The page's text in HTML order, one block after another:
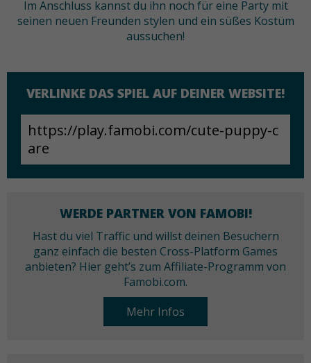
Im Anschluss kannst du ihn noch für eine Party mit
seinen neuen Freunden stylen und ein süßes Kostüm
aussuchen!
VERLINKE DAS SPIEL AUF DEINER WEBSITE!
WERDE PARTNER VON FAMOBI!
Hast du viel Traffic und willst deinen Besuchern
ganz einfach die besten Cross-Platform Games
anbieten? Hier geht’s zum Affiliate-Programm von
Famobi.com.
Mehr Infos